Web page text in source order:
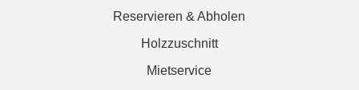
Reservieren & Abholen
Holzzuschnitt
Mietservice